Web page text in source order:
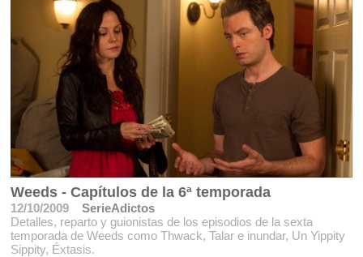
Weeds - Capítulos de la 6ª temporada
12/10/2009
SerieAdictos
Detalles, reparto y guionistas de los episodios de la sexta
temporada de Weeds como Thwack, Talar e inundar, Un Yippity
Sippity, Éxtasis.